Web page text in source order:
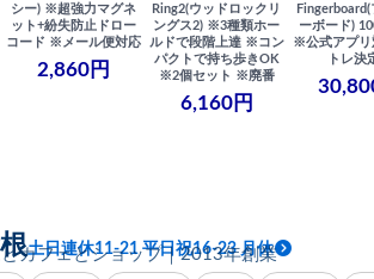
シー) ※超強力マグネ
ット+紛失防止ドロー
コード ※メール便対応
2,860円
Ring2(ウッドロックリ
ングス2) ※3種類ホー
ルドで段階上達 ※コン
パクトで持ち歩きOK
※2個セット ※廃番
6,160円
ーボード)
※公式アプ
トレ決
カフェとショップ｜2013年創業
土日連休11-21 平日祝16-23 月休